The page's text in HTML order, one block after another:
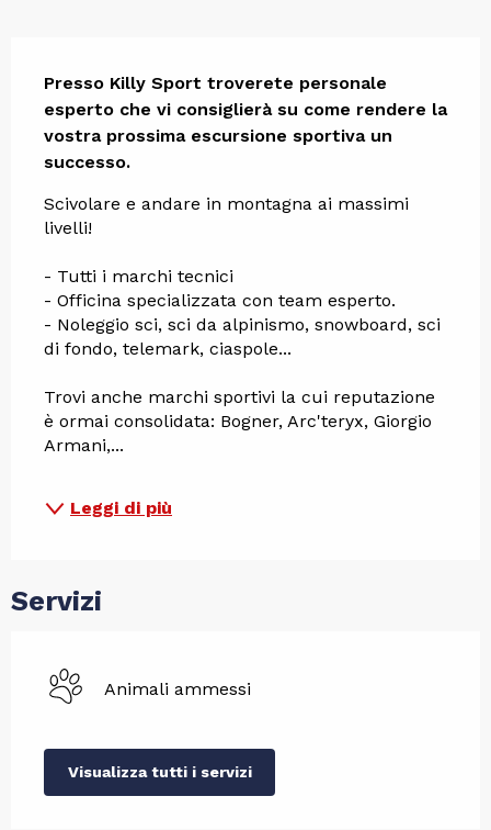
Presso Killy Sport troverete personale
esperto che vi consiglierà su come rendere la
vostra prossima escursione sportiva un
successo.
Scivolare e andare in montagna ai massimi
livelli!
- Tutti i marchi tecnici
- Officina specializzata con team esperto.
- Noleggio sci, sci da alpinismo, snowboard, sci
di fondo, telemark, ciaspole...
Trovi anche marchi sportivi la cui reputazione
è ormai consolidata: Bogner, Arc'teryx, Giorgio
Armani,...
Leggi di più
Servizi
Animali ammessi
Visualizza tutti i servizi